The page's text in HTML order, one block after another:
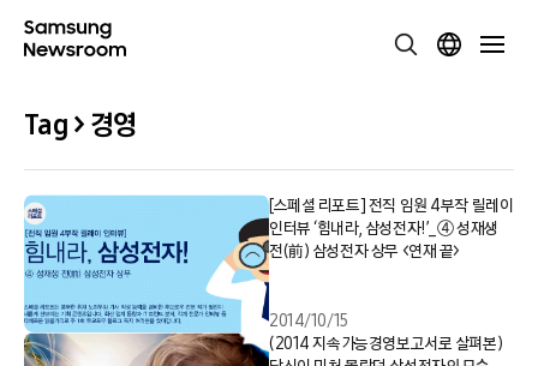
Tag > 경영
[스페셜 리포트] 전직 임원 4부작 릴레이
인터뷰 ‘힘내라, 삼성전자!’_④ 성재생
전(前) 삼성전자 상무 <연재 끝>
2014/10/15
(2014 지속가능경영보고서로 살펴본)